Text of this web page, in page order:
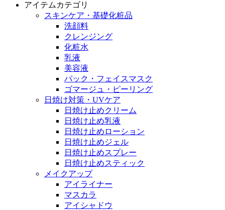
アイテムカテゴリ
スキンケア・基礎化粧品
洗顔料
クレンジング
化粧水
乳液
美容液
パック・フェイスマスク
ゴマージュ・ピーリング
日焼け対策・UVケア
日焼け止めクリーム
日焼け止め乳液
日焼け止めローション
日焼け止めジェル
日焼け止めスプレー
日焼け止めスティック
メイクアップ
アイライナー
マスカラ
アイシャドウ